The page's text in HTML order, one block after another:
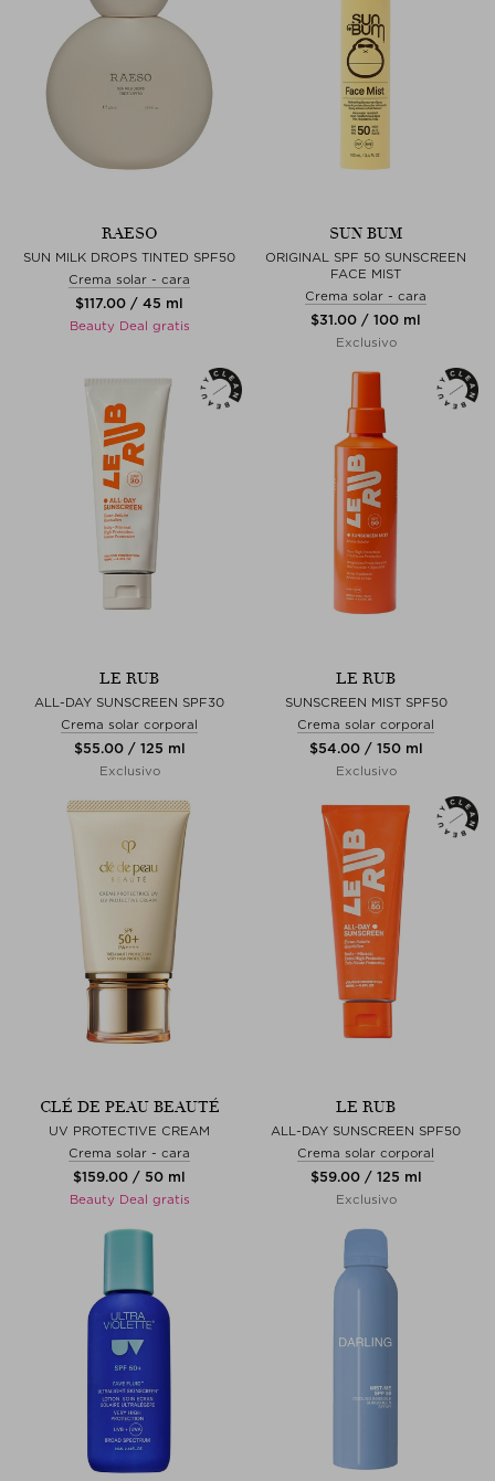
RAESO
SUN MILK DROPS TINTED SPF50
Crema solar - cara
$‌117.00 / 45 ml
Beauty Deal gratis
SUN BUM
ORIGINAL SPF 50 SUNSCREEN
FACE MIST
Crema solar - cara
$‌31.00 / 100 ml
Exclusivo
LE RUB
ALL-DAY SUNSCREEN SPF30
Crema solar corporal
$‌55.00 / 125 ml
Exclusivo
LE RUB
SUNSCREEN MIST SPF50
Crema solar corporal
$‌54.00 / 150 ml
Exclusivo
CLÉ DE PEAU BEAUTÉ
UV PROTECTIVE CREAM
Crema solar - cara
$‌159.00 / 50 ml
Beauty Deal gratis
LE RUB
ALL-DAY SUNSCREEN SPF50
Crema solar corporal
$‌59.00 / 125 ml
Exclusivo